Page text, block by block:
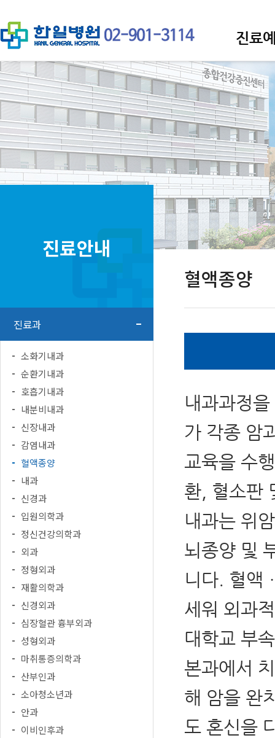
진료
진료안내
진료과
소화기내과
순환기내과
호흡기내과
내분비내과
신장내과
감염내과
혈액종양
내과
신경과
입원의학과
정신건강의학과
외과
정형외과
재활의학과
신경외과
심장혈관 흉부외과
성형외과
마취통증의학과
산부인과
소아청소년과
안과
이비인후과
혈액종양
내과과정
가 각종 암
교육을 수
환, 혈소판
내과는 위
뇌종양 및
니다. 혈액
세워 외과
대학교 부
본과에서
해 암을 완
도 혼신을